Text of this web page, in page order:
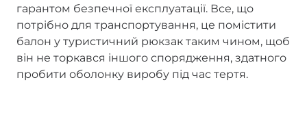
гарантом безпечної експлуатації. Все, що
потрібно для транспортування, це помістити
балон у туристичний рюкзак таким чином, щоб
він не торкався іншого спорядження, здатного
пробити оболонку виробу під час тертя.